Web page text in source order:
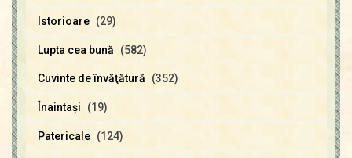
Istorioare (29)
Lupta cea bună (582)
Cuvinte de învăţătură (352)
Înaintaşi (19)
Patericale (124)